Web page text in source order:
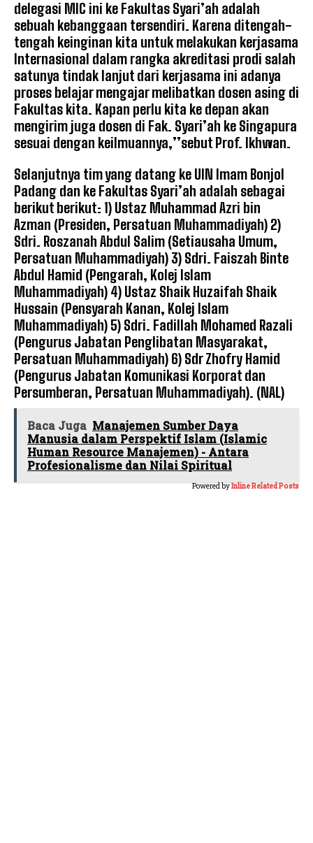
delegasi MIC ini ke Fakultas Syari’ah adalah
sebuah kebanggaan tersendiri. Karena ditengah-
tengah keinginan kita untuk melakukan kerjasama
Internasional dalam rangka akreditasi prodi salah
satunya tindak lanjut dari kerjasama ini adanya
proses belajar mengajar melibatkan dosen asing di
Fakultas kita. Kapan perlu kita ke depan akan
mengirim juga dosen di Fak. Syari’ah ke Singapura
sesuai dengan keilmuannya,’’sebut Prof. Ikhwan.
Selanjutnya tim yang datang ke UIN Imam Bonjol
Padang dan ke Fakultas Syari’ah adalah sebagai
berikut berikut: 1) Ustaz Muhammad Azri bin
Azman (Presiden, Persatuan Muhammadiyah) 2)
Sdri. Roszanah Abdul Salim (Setiausaha Umum,
Persatuan Muhammadiyah) 3) Sdri. Faiszah Binte
Abdul Hamid (Pengarah, Kolej Islam
Muhammadiyah) 4) Ustaz Shaik Huzaifah Shaik
Hussain (Pensyarah Kanan, Kolej Islam
Muhammadiyah) 5) Sdri. Fadillah Mohamed Razali
(Pengurus Jabatan Penglibatan Masyarakat,
Persatuan Muhammadiyah) 6) Sdr Zhofry Hamid
(Pengurus Jabatan Komunikasi Korporat dan
Persumberan, Persatuan Muhammadiyah). (NAL)
Baca Juga Manajemen Sumber Daya
Manusia dalam Perspektif Islam (Islamic
Human Resource Manajemen) - Antara
Profesionalisme dan Nilai Spiritual
Powered byInline Related Posts